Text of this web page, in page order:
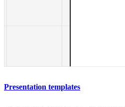
Presentation templates